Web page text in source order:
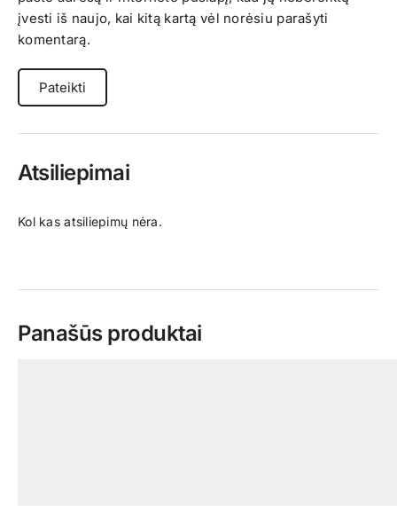
įvesti iš naujo, kai kitą kartą vėl norėsiu parašyti
komentarą.
Atsiliepimai
Kol kas atsiliepimų nėra.
Panašūs produktai